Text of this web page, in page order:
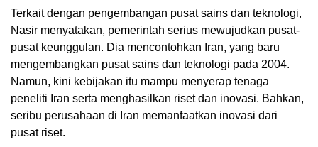
Terkait dengan pengembangan pusat sains dan teknologi,
Nasir menyatakan, pemerintah serius mewujudkan pusat-
pusat keunggulan. Dia mencontohkan Iran, yang baru
mengembangkan pusat sains dan teknologi pada 2004.
Namun, kini kebijakan itu mampu menyerap tenaga
peneliti Iran serta menghasilkan riset dan inovasi. Bahkan,
seribu perusahaan di Iran memanfaatkan inovasi dari
pusat riset.